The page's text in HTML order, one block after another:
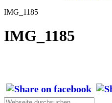
IMG_1185
IMG_1185